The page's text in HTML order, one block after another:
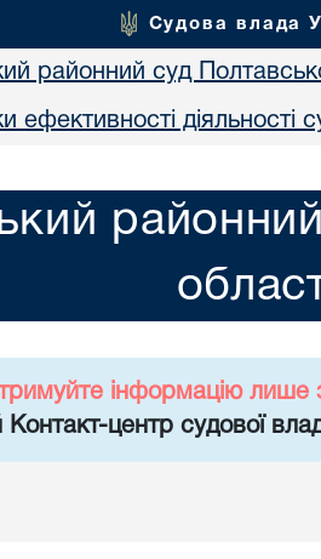
Судова влада
районний суд
ефективності діяльності
інформацію лише
центр судової